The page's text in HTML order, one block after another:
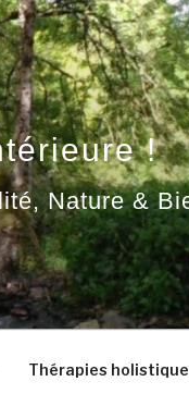
!
Nature &
Thérapies